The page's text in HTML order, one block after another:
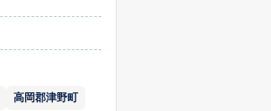
高岡郡津野町